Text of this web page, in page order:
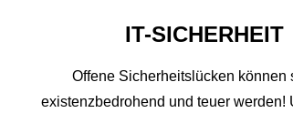
IT-SICHERHEIT
Offene Sicherheitslücken können
existenzbedrohend und teuer werden!